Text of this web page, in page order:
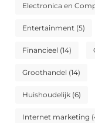
Electronica en
Entertainment (5)
Financieel (14)
Groothandel (14)
Huishoudelijk (6)
Internet marketing